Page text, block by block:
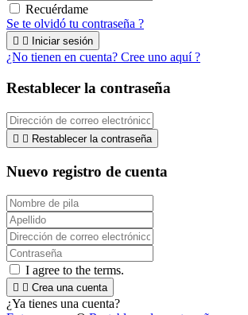
Recuérdame
Se te olvidó tu contraseña ?
  Iniciar sesión
¿No tienen en cuenta? Cree uno aquí ?
Restablecer la contraseña
  Restablecer la contraseña
Nuevo registro de cuenta
I agree to the terms.
  Crea una cuenta
¿Ya tienes una cuenta?